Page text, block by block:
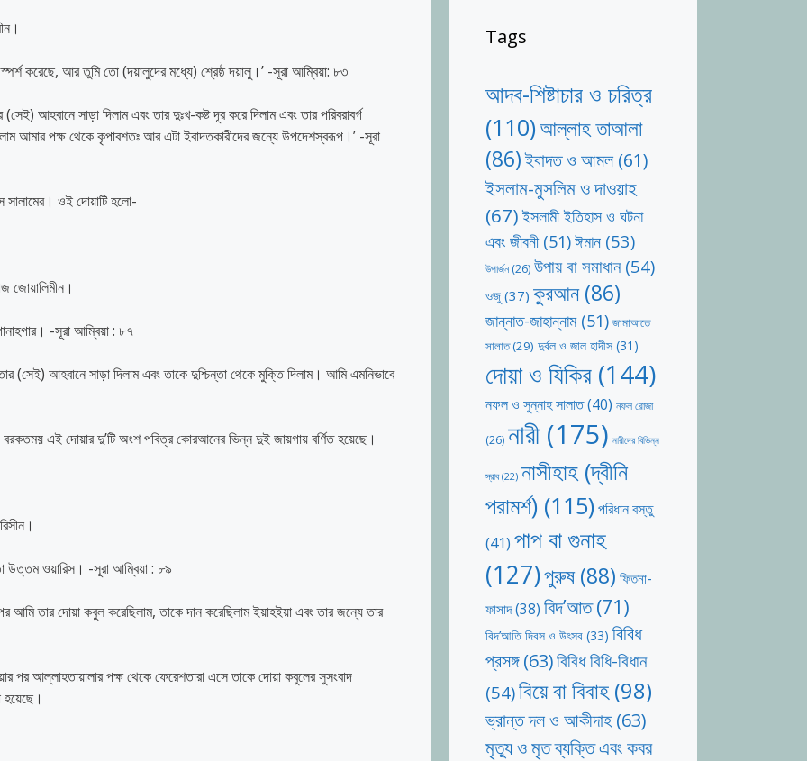
করেছে, আর তুমি তো (দয়ালুদের মধ্যে) শ্রেষ্ঠ দয়ালু।’ -সূরা আম্বিয়া: ৮৩
আহবানে সাড়া দিলাম এবং তার দুঃখ-কষ্ট দূর করে দিলাম এবং তার পরিবরাবর্গ
আমার পক্ষ থেকে কৃপাবশতঃ আর এটা ইবাদতকারীদের জন্যে উপদেশস্বরূপ।’ -সূরা
সালামের। ওই দোয়াটি হলো-
জোয়ালিমীন।
-সূরা আম্বিয়া : ৮৭
(সেই) আহবানে সাড়া দিলাম এবং তাকে দুশ্চিন্তা থেকে মুক্তি দিলাম। আমি এমনিভাবে
এই দোয়ার দু’টি অংশ পবিত্র কোরআনের ভিন্ন দুই জায়গায় বর্ণিত হয়েছে।
উত্তম ওয়ারিস। -সূরা আম্বিয়া : ৮৯
তার দোয়া কবুল করেছিলাম, তাকে দান করেছিলাম ইয়াহইয়া এবং তার জন্যে তার
পর আল্লাহতায়ালার পক্ষ থেকে ফেরেশতারা এসে তাকে দোয়া কবুলের সুসংবাদ
Tags
আদব-শিষ্টাচার ও চরিত্র
(110)আল্লাহ তাআলা
(86)ইবাদত ও আমল(61)
ইসলাম-মুসলিম ও দাওয়াহ
(67) ইসলামী ইতিহাস ও ঘটনা
এবং জীবনী(51)ঈমান (53)
উপার্জন(26) উপায় বা সমাধান(54)
ওজু (37) কুরআন(86)
জান্নাত-জাহান্নাম(51) জামাআতে
সালাত(29) দুর্বল ও জাল হাদীস (31)
দোয়া ও যিকির (144)
নফল ও সুন্নাহ সালাত(40) নফল রোজা
(26) নারী(175) নারীদের বিভিন্ন
স্রাব(22) নাসীহাহ (দ্বীনি
পরামর্শ) (115)পরিধান বস্তু
(41) পাপ বা গুনাহ
(127)পুরুষ(88) ফিতনা-
ফাসাদ(38) বিদ’আত(71)
বিদ’আতি দিবস ও উৎসব (33) বিবিধ
প্রসঙ্গ(63)বিবিধ বিধি-বিধান
(54)বিয়ে বা বিবাহ (98)
ভ্রান্ত দল ও আকীদাহ(63)
মৃত্যু ও মৃত ব্যক্তি এবং কবর